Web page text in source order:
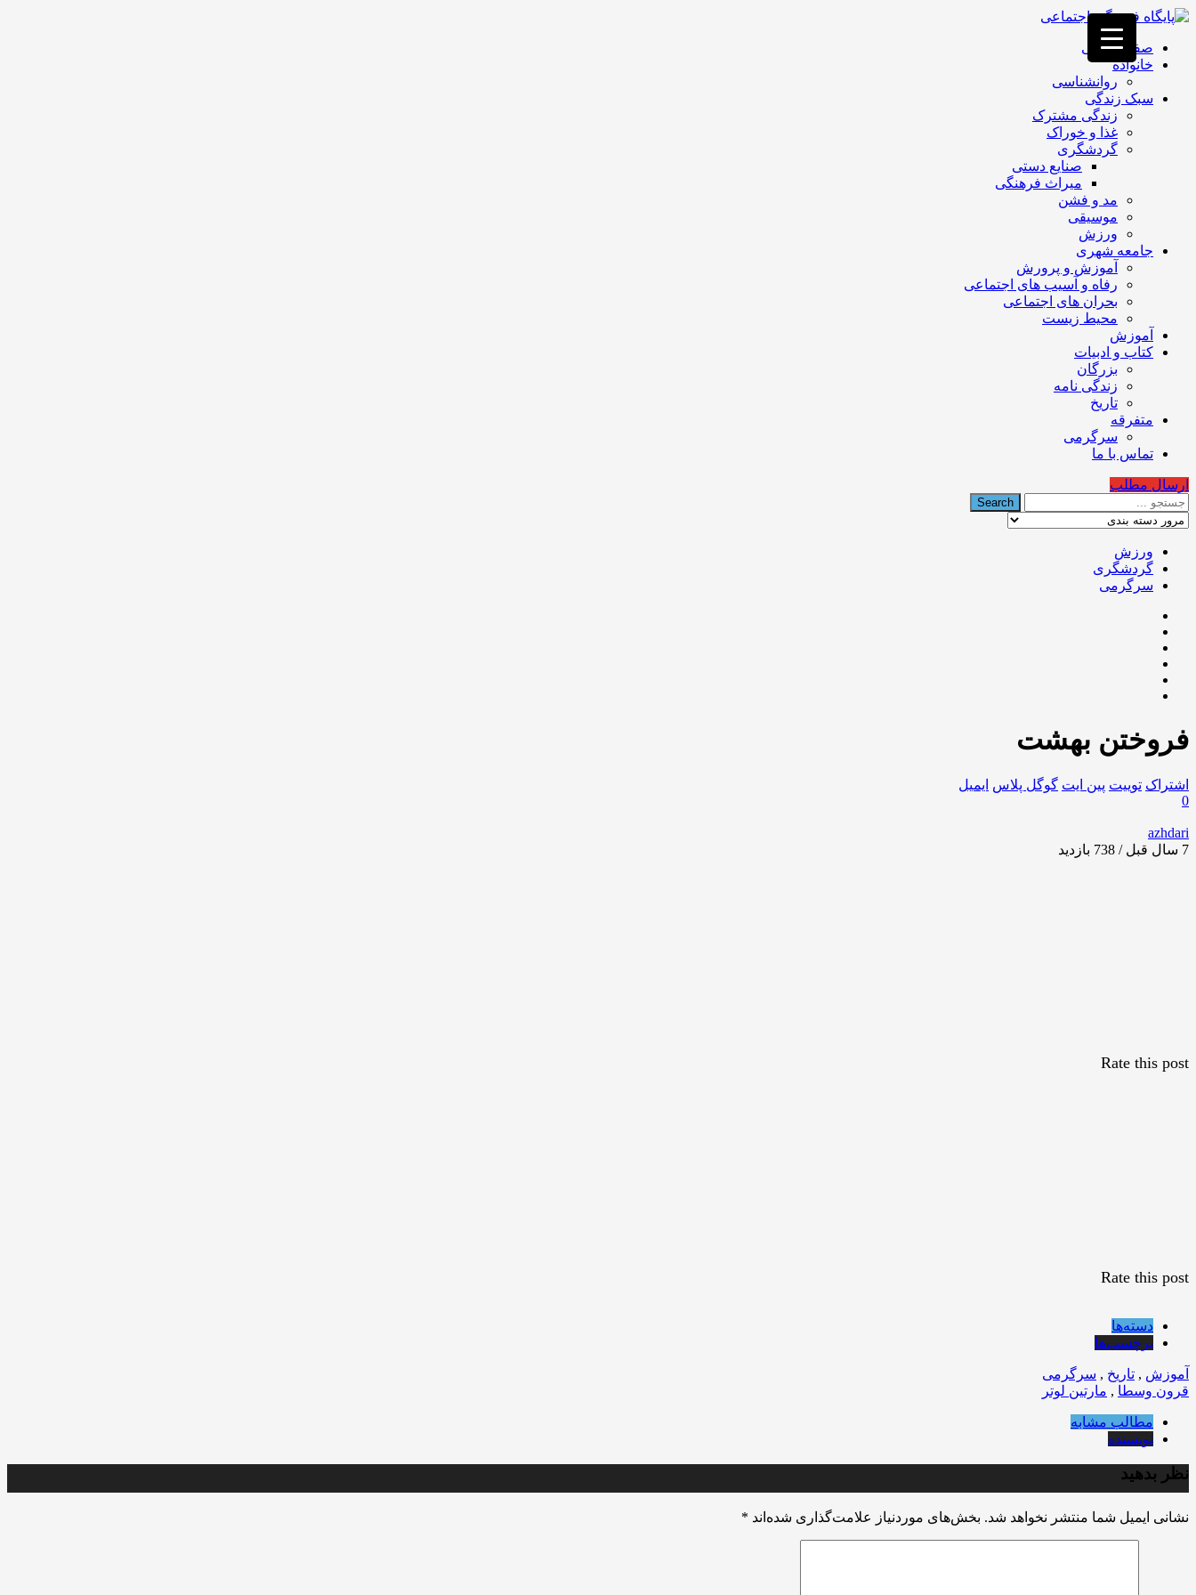
فصد
غرب
تهران
خشکشویی
تصفیه
تهران
صفحه اصلی
خانواده
روانشناسی
سبک زندگی
زندگی مشترک
غذا و خوراک
گردشگری
صنایع دستی
میراث فرهنگی
مد و فشن
موسیقی
ورزش
جامعه شهری
آموزش و پرورش
رفاه و آسیب های اجتماعی
بحران های اجتماعی
محیط زیست
آموزش
کتاب و ادبیات
بزرگان
زندگی نامه
تاریخ
متفرقه
سرگرمی
تماس با ما
ارسال مطلب
ورزش
گردشگری
سرگرمی
فروختن بهشت
اشتراک توییت پین ایت گوگل‌ پلاس ایمیل
0
azhdari
7 سال قبل / 738
بازدید
Rate this post
Rate this post
دسته‌ها
برچسب‌ها
آموزش , تاریخ , سرگرمی
قرون وسطا , مارتين لوتر
مطالب مشابه
نویسنده
نظر بدهید
نشانی ایمیل شما منتشر نخواهد شد. بخش‌های موردنیاز علامت‌گذاری شده‌اند *